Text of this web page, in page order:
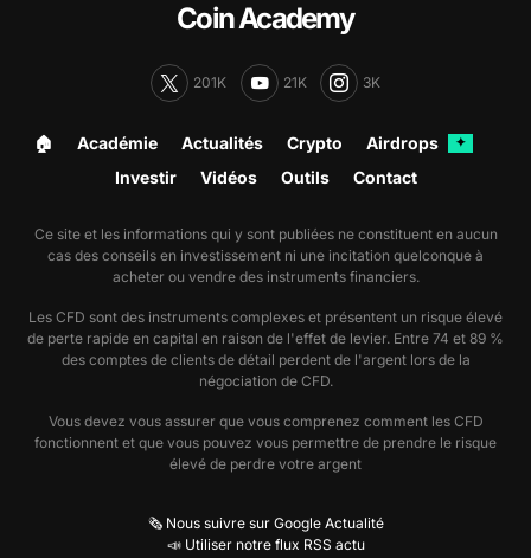
Coin Academy
201K 21K 3K
🏠︎ Académie Actualités Crypto Airdrops ✦
Investir Vidéos Outils Contact
Ce site et les informations qui y sont publiées ne constituent en aucun
cas des conseils en investissement ni une incitation quelconque à
acheter ou vendre des instruments financiers.
Les CFD sont des instruments complexes et présentent un risque élevé
de perte rapide en capital en raison de l'effet de levier. Entre 74 et 89 %
des comptes de clients de détail perdent de l'argent lors de la
négociation de CFD.
Vous devez vous assurer que vous comprenez comment les CFD
fonctionnent et que vous pouvez vous permettre de prendre le risque
élevé de perdre votre argent
🗞️ Nous suivre sur Google Actualité
📣 Utiliser notre flux RSS actu